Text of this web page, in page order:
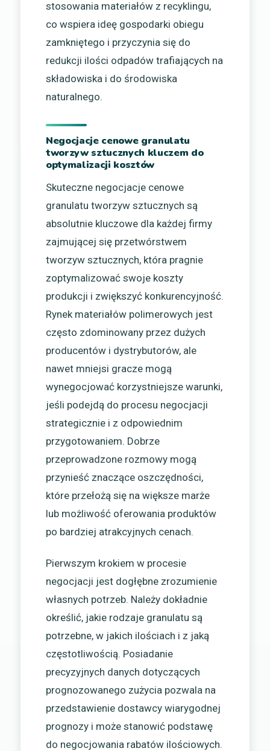
stosowania materiałów z recyklingu,
co wspiera ideę gospodarki obiegu
zamkniętego i przyczynia się do
redukcji ilości odpadów trafiających na
składowiska i do środowiska
naturalnego.
Negocjacje cenowe granulatu
tworzyw sztucznych kluczem do
optymalizacji kosztów
Skuteczne negocjacje cenowe
granulatu tworzyw sztucznych są
absolutnie kluczowe dla każdej firmy
zajmującej się przetwórstwem
tworzyw sztucznych, która pragnie
zoptymalizować swoje koszty
produkcji i zwiększyć konkurencyjność.
Rynek materiałów polimerowych jest
często zdominowany przez dużych
producentów i dystrybutorów, ale
nawet mniejsi gracze mogą
wynegocjować korzystniejsze warunki,
jeśli podejdą do procesu negocjacji
strategicznie i z odpowiednim
przygotowaniem. Dobrze
przeprowadzone rozmowy mogą
przynieść znaczące oszczędności,
które przełożą się na większe marże
lub możliwość oferowania produktów
po bardziej atrakcyjnych cenach.
Pierwszym krokiem w procesie
negocjacji jest dogłębne zrozumienie
własnych potrzeb. Należy dokładnie
określić, jakie rodzaje granulatu są
potrzebne, w jakich ilościach i z jaką
częstotliwością. Posiadanie
precyzyjnych danych dotyczących
prognozowanego zużycia pozwala na
przedstawienie dostawcy wiarygodnej
prognozy i może stanowić podstawę
do negocjowania rabatów ilościowych.